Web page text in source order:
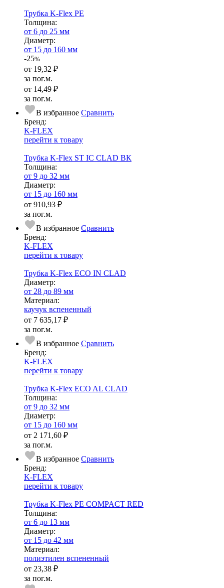
Трубка K-Flex PE
Тол­щи­на:
от 6 до 25 мм
Диаметр:
от 15 до 160 мм
-25%
от 19,32 ₽
за пог.м.
от 14,49 ₽
за пог.м.
В избранное Сравнить
Бренд:
K-FLEX
перейти к товару
Трубка K-Flex ST IC CLAD ВК
Тол­щи­на:
от 9 до 32 мм
Диаметр:
от 15 до 160 мм
от 910,93 ₽
за пог.м.
В избранное Сравнить
Бренд:
K-FLEX
перейти к товару
Трубка K-Flex ECO IN CLAD
Диаметр:
от 28 до 89 мм
Ма­­те­­ри­­ал:
каучук вспененный
от 7 635,17 ₽
за пог.м.
В избранное Сравнить
Бренд:
K-FLEX
перейти к товару
Трубка K-Flex ECO AL CLAD
Тол­щи­на:
от 9 до 32 мм
Диаметр:
от 15 до 160 мм
от 2 171,60 ₽
за пог.м.
В избранное Сравнить
Бренд:
K-FLEX
перейти к товару
Трубка K-Flex PE COMPACT RED
Тол­щи­на:
от 6 до 13 мм
Диаметр:
от 15 до 42 мм
Ма­­те­­ри­­ал:
полиэтилен вспененный
от 23,38 ₽
за пог.м.